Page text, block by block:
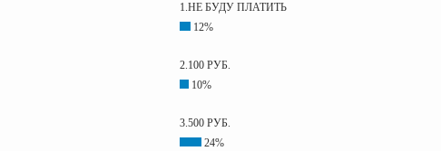
1.НЕ БУДУ ПЛАТИТЬ
12%
2.100 РУБ.
10%
3.500 РУБ.
24%